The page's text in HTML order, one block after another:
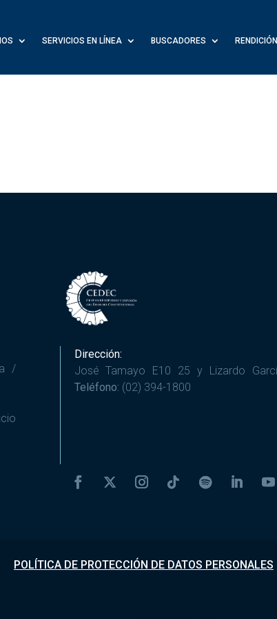
SERVICIOS EN LÍNEA BUSCADORES
/
Dirección:
José Tamayo E10 25 y Lizardo
Teléfono: (02) 394-1800
POLÍTICA DE PROTECCIÓN DE DATOS PERSONALES